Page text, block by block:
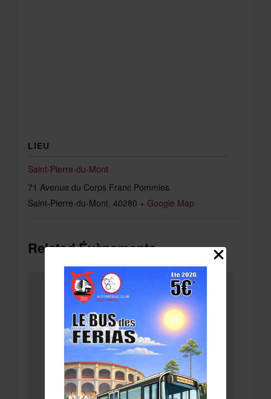
LIEU
Saint-Pierre-du-Mont
71 Avenue du Corps Franc Pommies
Saint-Pierre-du-Mont 40280 + Google Map
Related Évènements